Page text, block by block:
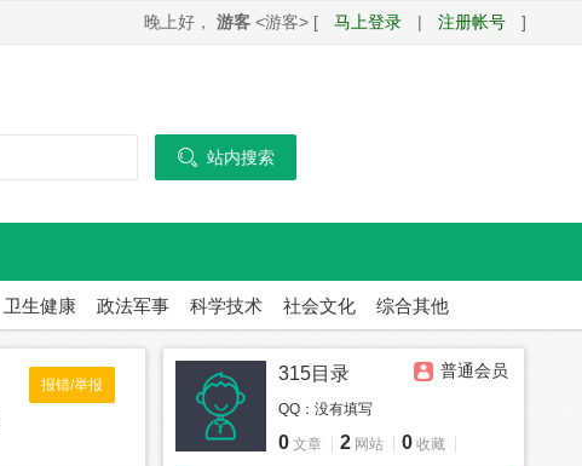
晚上好， 游客 <游客> [ 马上登录 | 注册帐号 ]
 站内搜索
卫生健康 政法军事 科学技术 社会文化 综合其他
报错/举报
315目录 普通会员
QQ： 没有填写
0 文章 2 网站 0 收藏